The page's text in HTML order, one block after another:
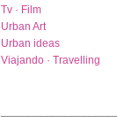
Tv · Film
Urban Art
Urban ideas
Viajando · Travelling